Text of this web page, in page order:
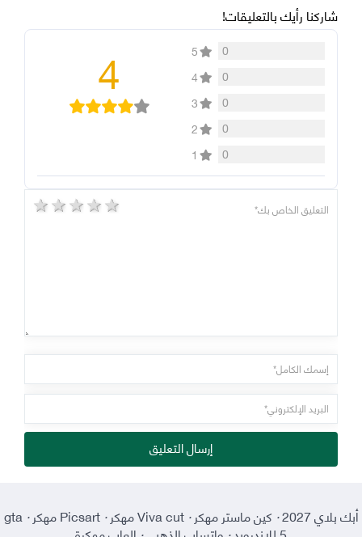
شاركنا رأيك بالتعليقات!
0
5
0
4
0
3
0
2
0
1
4
5 stars 4 stars 3 stars 2 stars 1 star
إرسال التعليق
أبك بلاي 2027 · كين ماستر مهكر·Viva cut مهكر ·Picsart مهكر ·
gta